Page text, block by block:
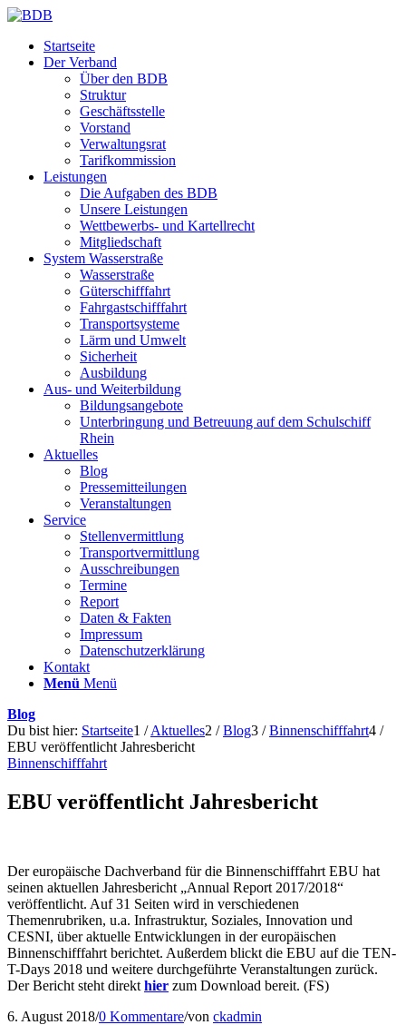
Startseite
Der Verband
Über den BDB
Struktur
Geschäftsstelle
Vorstand
Verwaltungsrat
Tarifkommission
Leistungen
Die Aufgaben des BDB
Unsere Leistungen
Wettbewerbs- und Kartellrecht
Mitgliedschaft
System Wasserstraße
Wasserstraße
Güterschifffahrt
Fahrgastschifffahrt
Transportsysteme
Lärm und Umwelt
Sicherheit
Ausbildung
Aus- und Weiterbildung
Bildungsangebote
Unterbringung und Betreuung auf dem Schulschiff
Rhein
Aktuelles
Blog
Pressemitteilungen
Veranstaltungen
Service
Stellenvermittlung
Transportvermittlung
Ausschreibungen
Termine
Report
Daten & Fakten
Impressum
Datenschutzerklärung
Kontakt
Menü Menü
Blog
Du bist hier: Startseite1 / Aktuelles2 / Blog3 / Binnenschifffahrt4 /
EBU veröffentlicht Jahresbericht
Binnenschifffahrt
EBU veröffentlicht Jahresbericht
Der europäische Dachverband für die Binnenschifffahrt EBU hat
seinen aktuellen Jahresbericht „Annual Report 2017/2018“
veröffentlicht. Auf 31 Seiten wird in verschiedenen
Themenrubriken, u.a. Infrastruktur, Soziales, Innovation und
CESNI, über aktuelle Entwicklungen in der europäischen
Binnenschifffahrt berichtet. Außerdem blickt die EBU auf die TEN-
T-Days 2018 und weitere durchgeführte Veranstaltungen zurück.
Der Bericht steht direkt hier zum Download bereit. (FS)
6. August 2018/0 Kommentare/von ckadmin